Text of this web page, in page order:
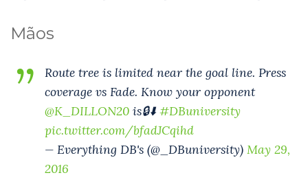
Mãos
Route tree is limited near the goal line. Press
coverage vs Fade. Know your opponent
@K_DILLON20 is🔒⬇️#DBuniversity
pic.twitter.com/bfadJCqihd
— Everything DB's (@_DBuniversity) May 29,
2016